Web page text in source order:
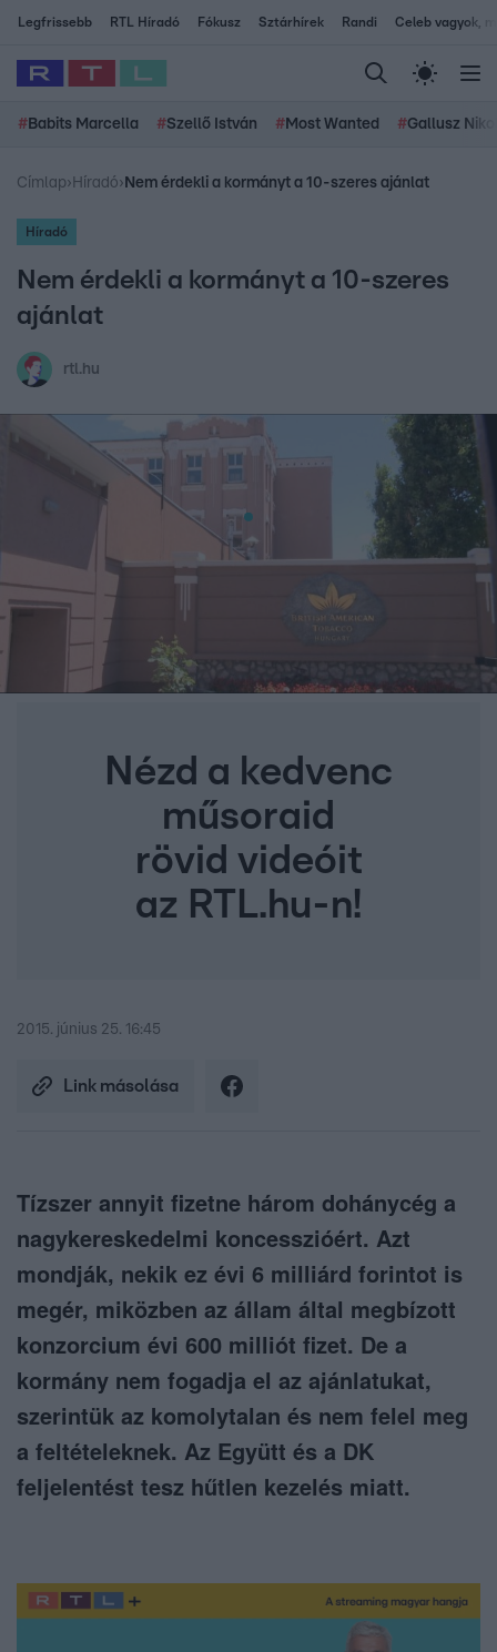
Legfrissebb RTL Híradó Fókusz Sztárhírek Randi Celeb vagyok,
# Babits Marcella #Szellő István # Most Wanted #Gallusz
Címlap› Híradó› Nem érdekli a kormányt a 10-szeres ajánlat
Híradó
Nem érdekli a kormányt a 10-szeres
ajánlat
rtl.hu
Nézd a kedvenc
műsoraid
rövid videóit
az RTL.hu-n!
2015. június 25. 16:45
Link másolása
Tízszer annyit fizetne három dohánycég a
nagykereskedelmi koncesszióért. Azt
mondják, nekik ez évi 6 milliárd forintot is
megér, miközben az állam által megbízott
konzorcium évi 600 milliót fizet. De a
kormány nem fogadja el az ajánlatukat,
szerintük az komolytalan és nem felel meg
a feltételeknek. Az Együtt és a DK
feljelentést tesz hűtlen kezelés miatt.